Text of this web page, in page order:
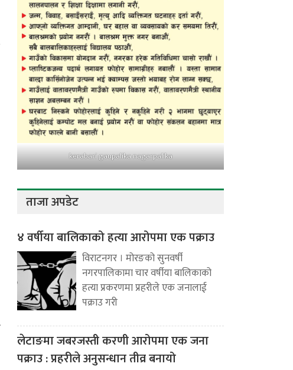
kerabari gaupalika nagarpalika
ताजा अपडेट
४ वर्षीया बालिकाको हत्या आरोपमा एक पक्राउ
विराटनगर । मोरङको सुनवर्षी
नगरपालिकामा चार वर्षीया बालिकाको
हत्या प्रकरणमा प्रहरीले एक जनालाई
पक्राउ गरी
लेटाङमा जबरजस्ती करणी आरोपमा एक जना
पक्राउ : प्रहरीले अनुसन्धान तीव्र बनायो